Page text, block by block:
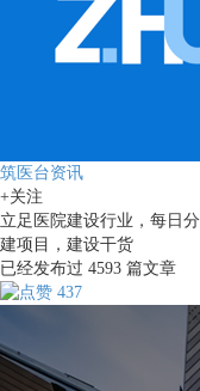
筑医台资讯
+关注
立足医院建设行业，每日
建项目，建设干货
已经发布过 4593 篇文章
437